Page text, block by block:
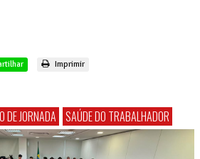
Imprimir
DE JORNADA SAÚDE DO TRABALHADOR